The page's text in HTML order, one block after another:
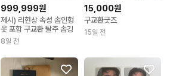
999,999원
제시) 리현상 속성 솜인형
옷 포함 구교환 탈주 솜깅
8일 전
15,000원
구교환굿즈
15일 전